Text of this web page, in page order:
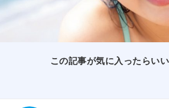
この記事が気に入ったらい